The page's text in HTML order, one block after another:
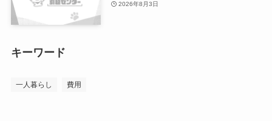
2026年8月3日
キーワード
一人暮らし 費用